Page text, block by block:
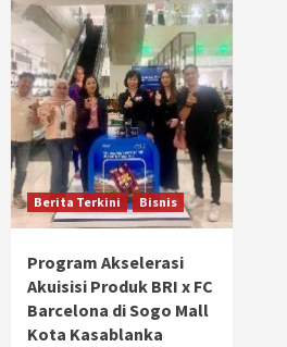
Berita Terkini Bisnis
Program Akselerasi
Akuisisi Produk BRI x FC
Barcelona di Sogo Mall
Kota Kasablanka